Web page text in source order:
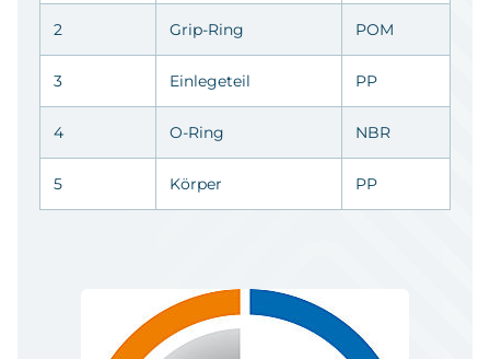
2 Grip-Ring POM
3 Einlegeteil PP
4 O-Ring NBR
5 Körper PP